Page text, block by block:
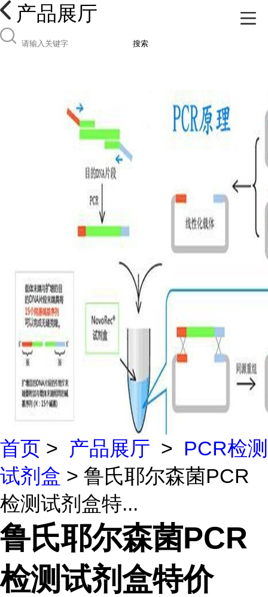
产品展厅
搜索
首页 > 产品展厅 > PCR检测
试剂盒 > 鲁氏耶尔森菌PCR
检测试剂盒特...
鲁氏耶尔森菌PCR
检测试剂盒特价